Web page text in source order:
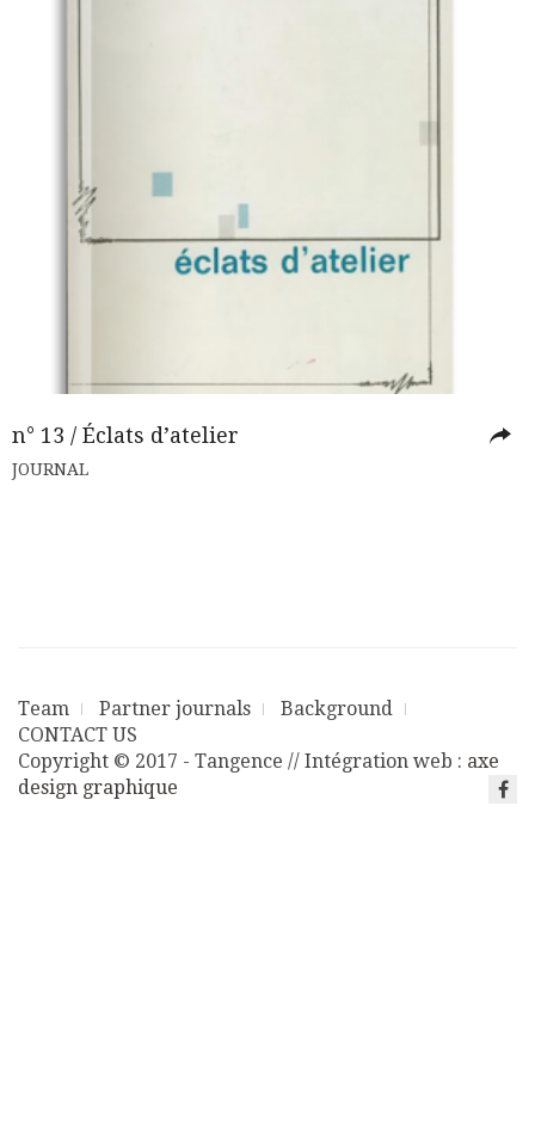
n° 13 / Éclats d’atelier
JOURNAL
Team Partner journals
Background
CONTACT US
Copyright © 2017 - Tangence // Intégration web : axe
design graphique